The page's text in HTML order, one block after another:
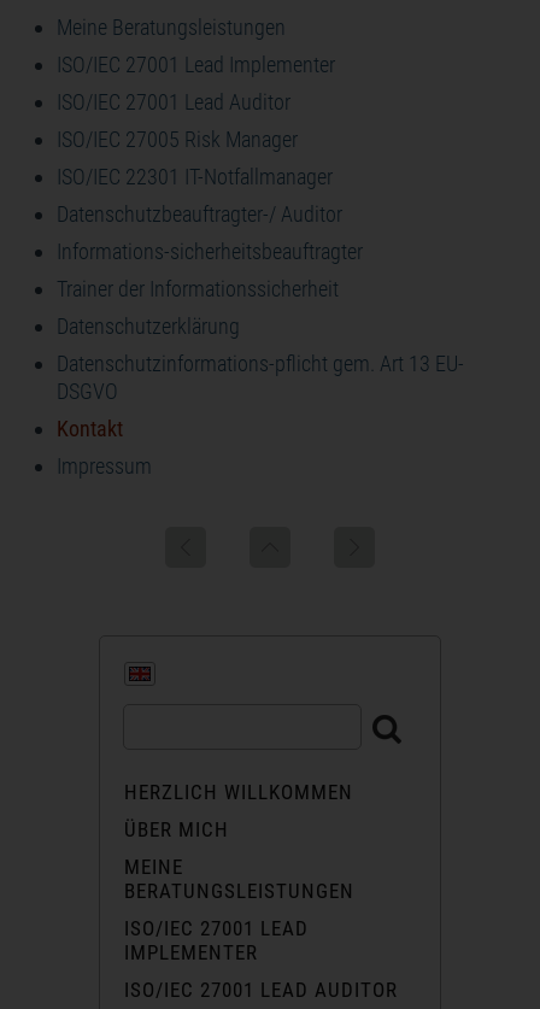
Meine Beratungsleistungen
ISO/IEC 27001 Lead Implementer
ISO/IEC 27001 Lead Auditor
ISO/IEC 27005 Risk Manager
ISO/IEC 22301 IT-Notfallmanager
Datenschutzbeauftragter-/ Auditor
Informations-sicherheitsbeauftragter
Trainer der Informationssicherheit
Datenschutzerklärung
Datenschutzinformations-pflicht gem. Art 13 EU-
DSGVO
Kontakt
Impressum
HERZLICH WILLKOMMEN
ÜBER MICH
MEINE
BERATUNGSLEISTUNGEN
ISO/IEC 27001 LEAD
IMPLEMENTER
ISO/IEC 27001 LEAD AUDITOR